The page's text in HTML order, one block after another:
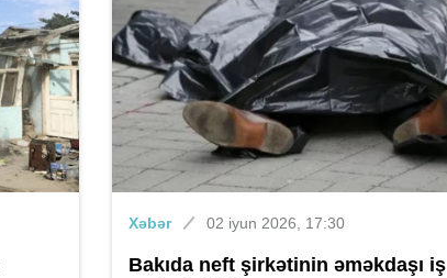
Xəbər 02 iyun 2026, 17:30
Bakıda neft şirkətinin əməkdaşı iş